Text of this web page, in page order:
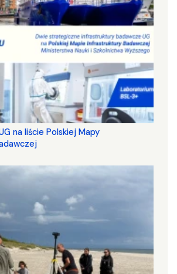
na liście Polskiej Mapy